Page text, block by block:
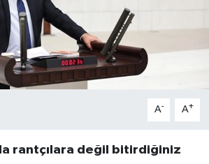
A- A+
rantçılara değil bitirdiğiniz